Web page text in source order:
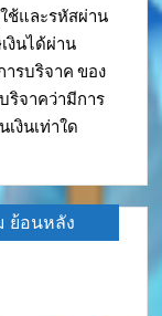
ช้และรหัสผ่าน
งินได้ผ่าน
รบริจาค ของ
ริจาคว่ามีการ
งินเท่าใด
ย้อนหลัง